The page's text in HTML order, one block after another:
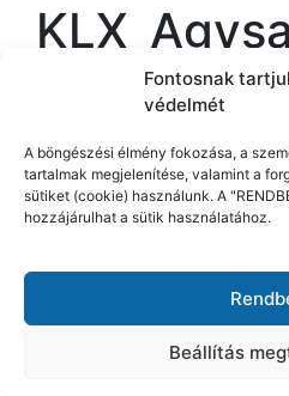
Fontosnak
védelmét
A böngészési élmény fokozása, a
tartalmak megjelenítése, valamint a
sütiket (cookie) használunk. A
hozzájárulhat a sütik használatához.
Beállítás
Nővérhívó rendszerek
Ágysáv rendszerek